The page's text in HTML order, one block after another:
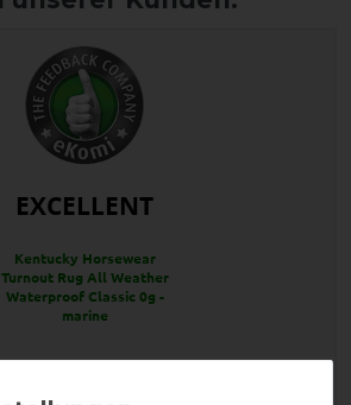
EXCELLENT
Kentucky Horsewear
Turnout Rug All Weather
Waterproof Classic 0g -
marine